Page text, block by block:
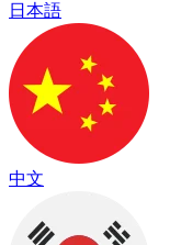
日本語
中文